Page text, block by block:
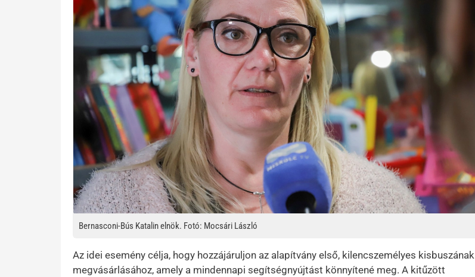
Bernasconi-Bús Katalin elnök. Fotó: Mocsári László
Az idei esemény célja, hogy hozzájáruljon az alapítvány első, kilencszemélyes kisbuszának
megvásárlásához, amely a mindennapi segítségnyújtást könnyítené meg. A kitűzött